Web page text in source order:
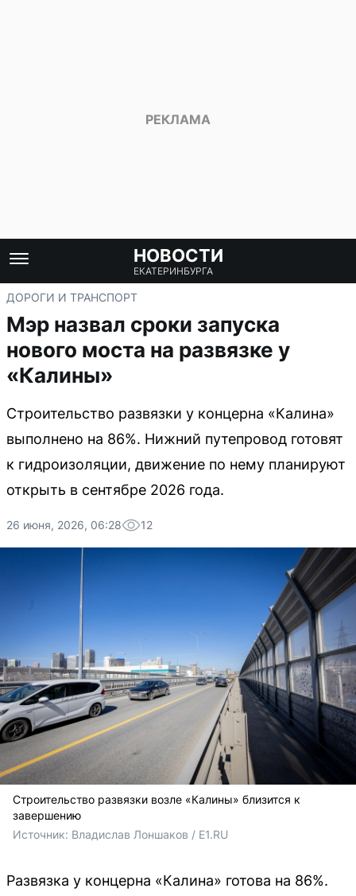
НОВОСТИ
ЕКАТЕРИНБУРГА
ДОРОГИ И ТРАНСПОРТ
Мэр назвал сроки запуска
нового моста на развязке у
«Калины»
Строительство развязки у концерна «Калина»
выполнено на 86%. Нижний путепровод готовят
к гидроизоляции, движение по нему планируют
открыть в сентябре 2026 года.
26 июня, 2026, 06:28 12
Строительство развязки возле «Калины» близится к
завершению
Источник: Владислав Лоншаков / E1.RU
Развязка у концерна «Калина» готова на 86%.